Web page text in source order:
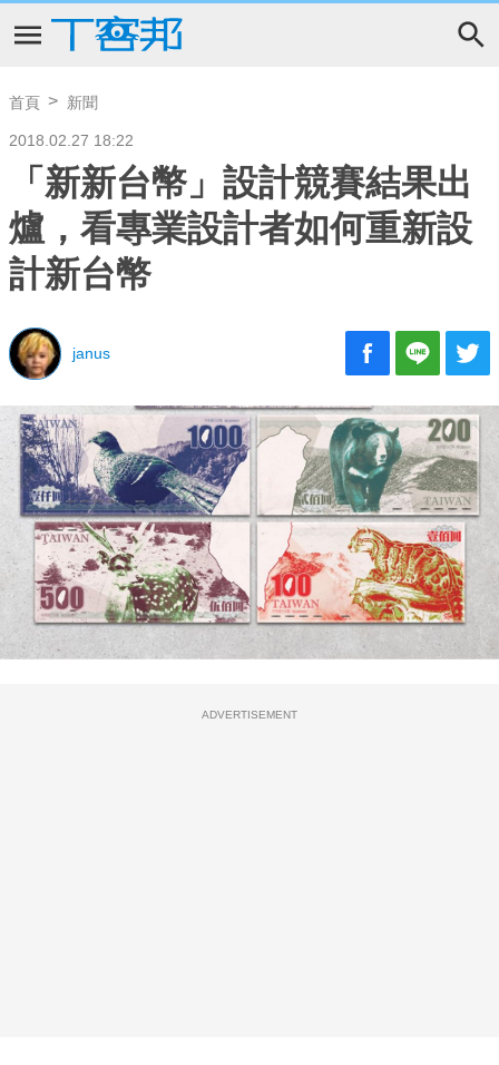
首頁 新聞
2018.02.27 18:22
「新新台幣」設計競賽結果出
爐，看專業設計者如何重新設
計新台幣
janus
ADVERTISEMENT